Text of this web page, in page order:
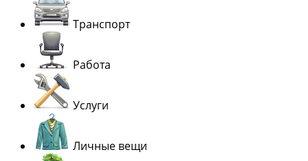
Транспорт
Работа
Услуги
Личные вещи